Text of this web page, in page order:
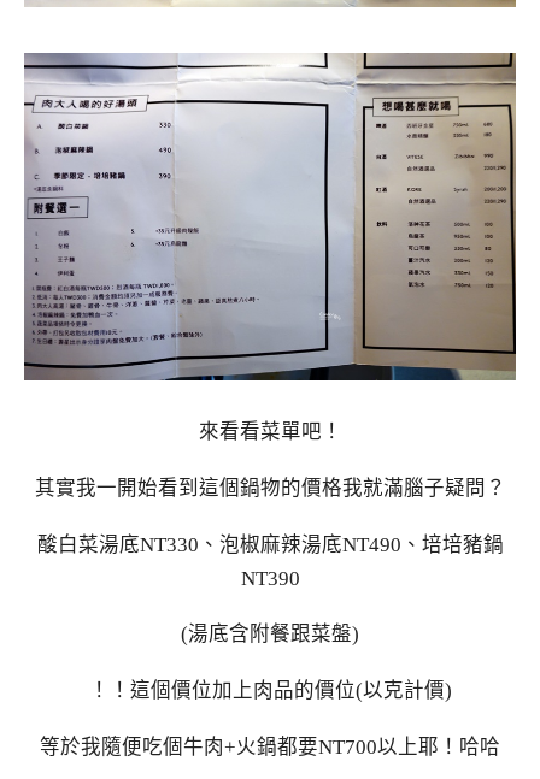
來看看菜單吧！
其實我一開始看到這個鍋物的價格我就滿腦子疑問？
酸白菜湯底NT330、泡椒麻辣湯底NT490、培培豬鍋
NT390
(湯底含附餐跟菜盤)
！！這個價位加上肉品的價位(以克計價)
等於我隨便吃個牛肉+火鍋都要NT700以上耶！哈哈